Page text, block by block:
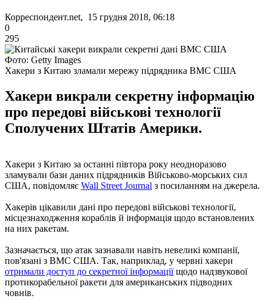
Корреспондент.net, 15 грудня 2018, 06:18
0
295
Фото: Getty Images
Хакери з Китаю зламали мережу підрядника ВМС США
Хакери викрали секретну інформацію
про передові військові технології
Сполучених Штатів Америки.
Хакери з Китаю за останні півтора року неодноразово
зламували бази даних підрядників Військово-морських сил
США, повідомляє Wall Street Journal з посиланням на джерела.
Хакерів цікавили дані про передові військові технології,
місцезнаходження кораблів й інформація щодо встановлених
на них ракетам.
Зазначається, що атак зазнавали навіть невеликі компанії,
пов'язані з ВМС США. Так, наприклад, у червні хакери
отримали доступ до секретної інформаціїщодо надзвукової
протикорабельної ракети для американських підводних
човнів.